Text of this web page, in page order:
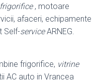
, motoare
afaceri, echipamente
Self-serviceARNEG.
frigorifice, vitrine
AC auto in Vrancea